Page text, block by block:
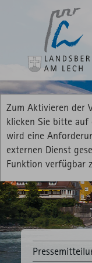
Zum Aktivieren der
klicken Sie bitte auf
wird eine
externen Dienst
Funktion verfügbar